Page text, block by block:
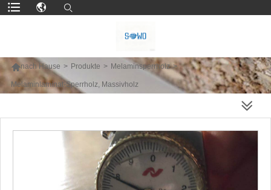
nach Hause > Produkte > Melaminsperrholz >
Melaminlaminat-Sperrholz, Massivholz